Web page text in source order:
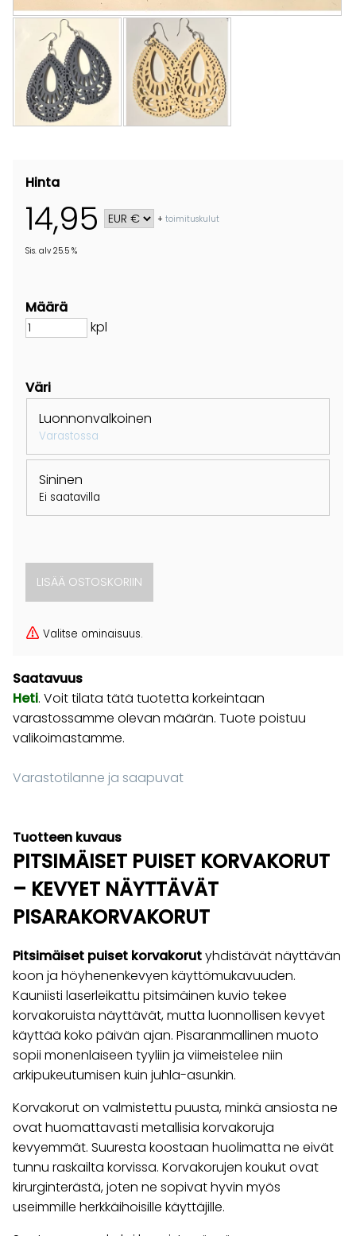
Hinta
14,95 +toimituskulut
Sis. alv 25.5 %
Määrä
kpl
Väri
Luonnonvalkoinen
Varastossa
Sininen
Ei saatavilla
Valitse ominaisuus.
Saatavuus
Heti. Voit tilata tätä tuotetta korkeintaan
varastossamme olevan määrän. Tuote poistuu
valikoimastamme.
Varastotilanne ja saapuvat
Tuotteen kuvaus
PITSIMÄISET PUISET KORVAKORUT
– KEVYET NÄYTTÄVÄT
PISARAKORVAKORUT
Pitsimäiset puiset korvakorutyhdistävät näyttävän
koon ja höyhenenkevyen käyttömukavuuden.
Kauniisti laserleikattu pitsimäinen kuvio tekee
korvakoruista näyttävät, mutta luonnollisen kevyet
käyttää koko päivän ajan. Pisaranmallinen muoto
sopii monenlaiseen tyyliin ja viimeistelee niin
arkipukeutumisen kuin juhla-asunkin.
Korvakorut on valmistettu puusta, minkä ansiosta ne
ovat huomattavasti metallisia korvakoruja
kevyemmät. Suuresta koostaan huolimatta ne eivät
tunnu raskailta korvissa. Korvakorujen koukut ovat
kirurginterästä, joten ne sopivat hyvin myös
useimmille herkkäihoisille käyttäjille.